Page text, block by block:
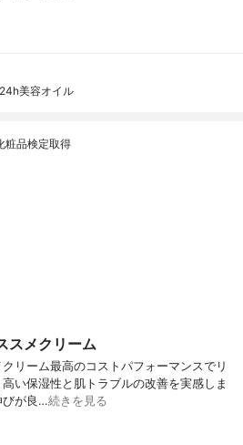
美容オイル
粧品検定取得
スメクリーム
リーム最高のコストパフォーマンスでリ
い保湿性と肌トラブルの改善を実感しま
びが良…続きを見る